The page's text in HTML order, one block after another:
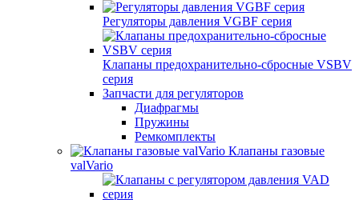
Регуляторы давления VGBF серия
Клапаны предохранительно-сбросные VSBV
серия
Запчасти для регуляторов
Диафрагмы
Пружины
Ремкомплекты
Клапаны газовые
valVario